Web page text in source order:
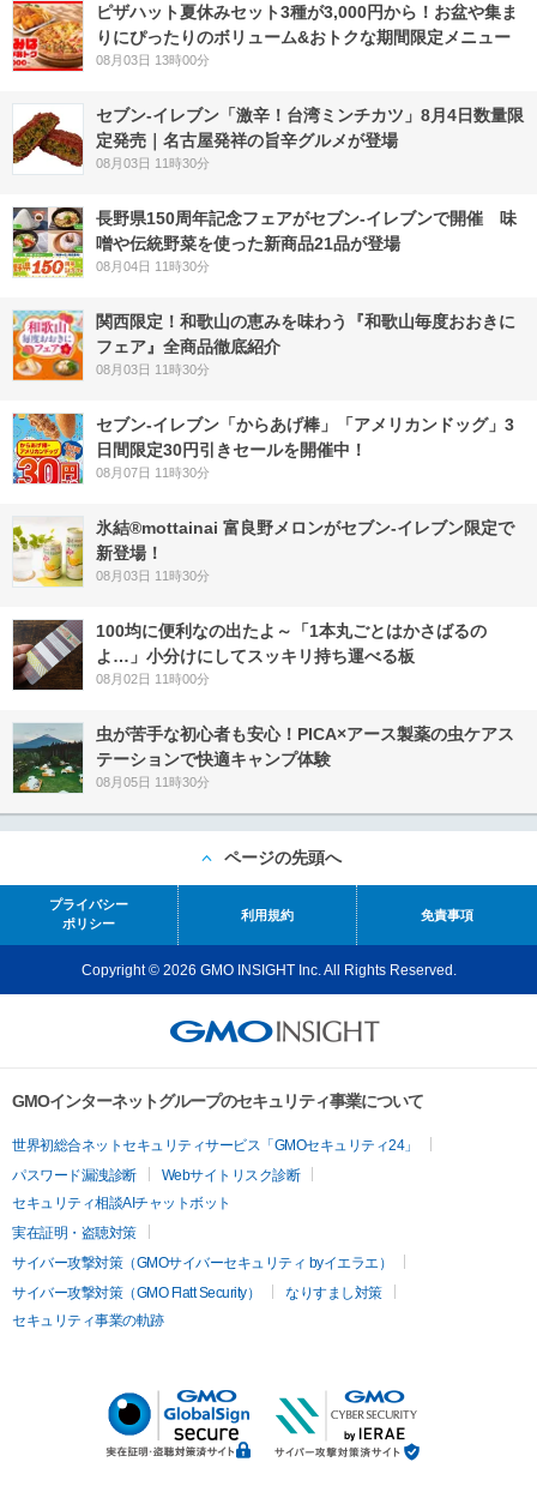
ピザハット夏休みセット3種が3,000円から！お盆や集ま
りにぴったりのボリューム&おトクな期間限定メニュー
08月03日 13時00分
セブン-イレブン「激辛！台湾ミンチカツ」8月4日数量限
定発売｜名古屋発祥の旨辛グルメが登場
08月03日 11時30分
長野県150周年記念フェアがセブン-イレブンで開催 味
噌や伝統野菜を使った新商品21品が登場
08月04日 11時30分
関西限定！和歌山の恵みを味わう『和歌山毎度おおきに
フェア』全商品徹底紹介
08月03日 11時30分
セブン‐イレブン「からあげ棒」「アメリカンドッグ」3
日間限定30円引きセールを開催中！
08月07日 11時30分
氷結®mottainai 富良野メロンがセブン‐イレブン限定で
新登場！
08月03日 11時30分
100均に便利なの出たよ～「1本丸ごとはかさばるの
よ…」小分けにしてスッキリ持ち運べる板
08月02日 11時00分
虫が苦手な初心者も安心！PICA×アース製薬の虫ケアス
テーションで快適キャンプ体験
08月05日 11時30分
ページの先頭へ
プライバシー
ポリシー
利用規約 免責事項
Copyright © 2026 GMO INSIGHT Inc. All Rights Reserved.
GMOインターネットグループのセキュリティ事業について
世界初総合ネットセキュリティサービス「GMOセキュリティ24」
パスワード漏洩診断
Webサイトリスク診断
セキュリティ相談AIチャットボット
実在証明・盗聴対策
サイバー攻撃対策（GMOサイバーセキュリティ byイエラエ）
サイバー攻撃対策（GMO Flatt Security）
なりすまし対策
セキュリティ事業の軌跡